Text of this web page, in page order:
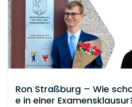
Ron Straßburg – Wie
e in einer